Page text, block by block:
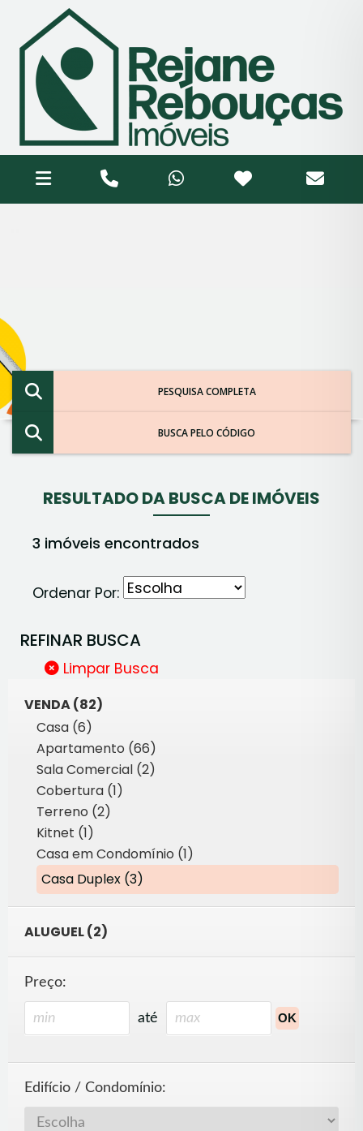
PESQUISA COMPLETA
BUSCA PELO CÓDIGO
RESULTADO DA BUSCA DE IMÓVEIS
3 imóveis encontrados
Ordenar Por:
REFINAR BUSCA
Limpar Busca
VENDA (82)
Casa (6)
Apartamento (66)
Sala Comercial (2)
Cobertura (1)
Terreno (2)
Kitnet (1)
Casa em Condomínio (1)
Casa Duplex (3)
ALUGUEL (2)
Preço:
até
Edifício / Condomínio: